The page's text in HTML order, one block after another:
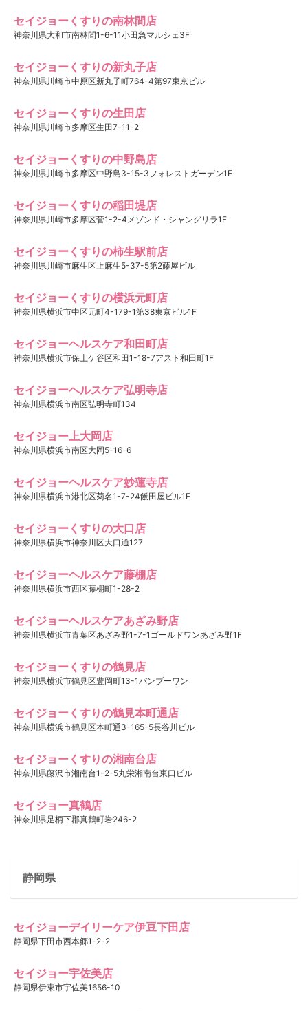
セイジョーくすりの南林間店
神奈川県大和市南林間1-6-11小田急マルシェ3F
セイジョーくすりの新丸子店
神奈川県川崎市中原区新丸子町764-4第97東京ビル
セイジョーくすりの生田店
神奈川県川崎市多摩区生田7-11-2
セイジョーくすりの中野島店
神奈川県川崎市多摩区中野島3-15-3フォレストガーデン1F
セイジョーくすりの稲田堤店
神奈川県川崎市多摩区菅1-2-4メゾンド・シャングリラ1F
セイジョーくすりの柿生駅前店
神奈川県川崎市麻生区上麻生5-37-5第2藤屋ビル
セイジョーくすりの横浜元町店
神奈川県横浜市中区元町4-179-1第38東京ビル1F
セイジョーヘルスケア和田町店
神奈川県横浜市保土ケ谷区和田1-18-7アスト和田町1F
セイジョーヘルスケア弘明寺店
神奈川県横浜市南区弘明寺町134
セイジョー上大岡店
神奈川県横浜市南区大岡5-16-6
セイジョーヘルスケア妙蓮寺店
神奈川県横浜市港北区菊名1-7-24飯田屋ビル1F
セイジョーくすりの大口店
神奈川県横浜市神奈川区大口通127
セイジョーヘルスケア藤棚店
神奈川県横浜市西区藤棚町1-28-2
セイジョーヘルスケアあざみ野店
神奈川県横浜市青葉区あざみ野1-7-1ゴールドワンあざみ野1F
セイジョーくすりの鶴見店
神奈川県横浜市鶴見区豊岡町13-1バンブーワン
セイジョーくすりの鶴見本町通店
神奈川県横浜市鶴見区本町通3-165-5長谷川ビル
セイジョーくすりの湘南台店
神奈川県藤沢市湘南台1-2-5丸栄湘南台東口ビル
セイジョー真鶴店
神奈川県足柄下郡真鶴町岩246-2
静岡県
セイジョーデイリーケア伊豆下田店
静岡県下田市西本郷1-2-2
セイジョー宇佐美店
静岡県伊東市宇佐美1656-10